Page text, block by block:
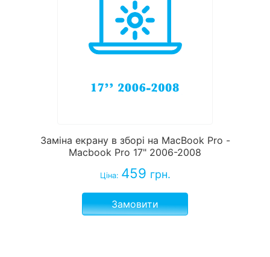
Заміна екрану в зборі на MacBook Pro -
Macbook Pro 17" 2006-2008
Ціна: 459 грн.
Замовити